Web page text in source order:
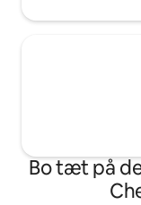
Bo tæt på